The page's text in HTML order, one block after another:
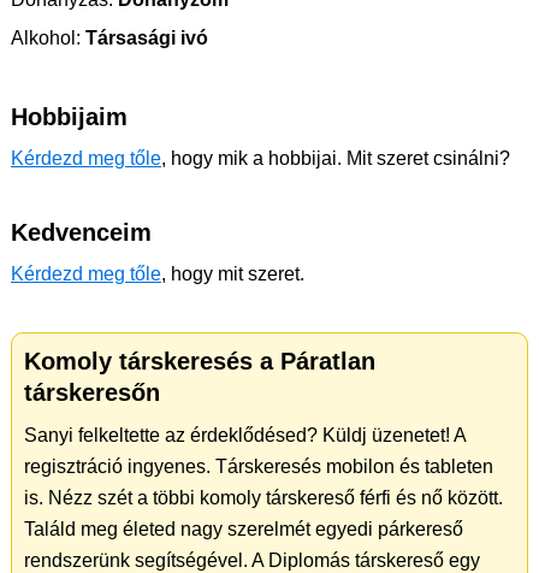
Alkohol: Társasági ivó
Hobbijaim
Kérdezd meg tőle, hogy mik a hobbijai. Mit szeret csinálni?
Kedvenceim
Kérdezd meg tőle, hogy mit szeret.
Komoly társkeresés a Páratlan
társkeresőn
Sanyi felkeltette az érdeklődésed? Küldj üzenetet! A
regisztráció ingyenes. Társkeresés mobilon és tableten
is. Nézz szét a többi komoly társkereső férfi és nő között.
Találd meg életed nagy szerelmét egyedi párkereső
rendszerünk segítségével. A Diplomás társkereső egy